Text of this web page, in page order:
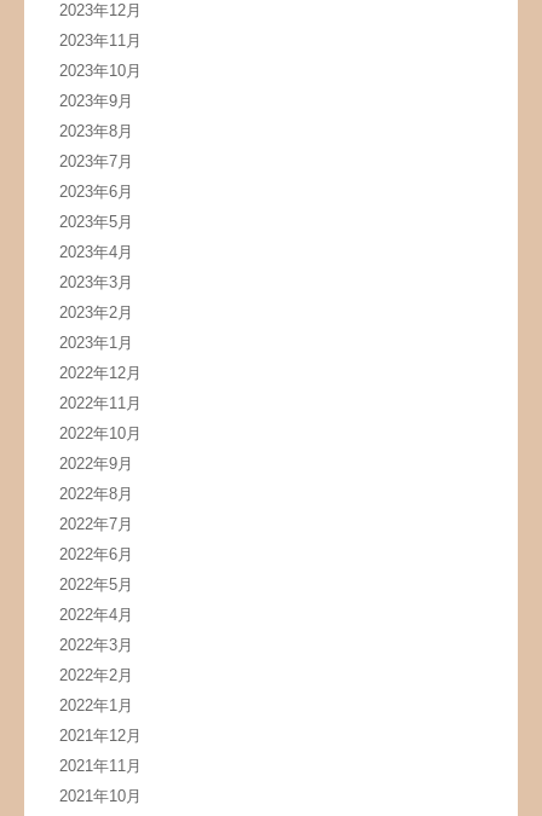
2023年12月
2023年11月
2023年10月
2023年9月
2023年8月
2023年7月
2023年6月
2023年5月
2023年4月
2023年3月
2023年2月
2023年1月
2022年12月
2022年11月
2022年10月
2022年9月
2022年8月
2022年7月
2022年6月
2022年5月
2022年4月
2022年3月
2022年2月
2022年1月
2021年12月
2021年11月
2021年10月